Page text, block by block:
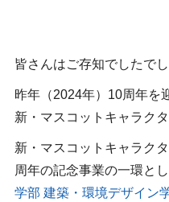
皆さんはご存知でしたで
昨年（2024年）10周年を
新・マスコットキャラク
新・マスコットキャラク
周年の記念事業の一環とし
学部 建築・環境デザイン